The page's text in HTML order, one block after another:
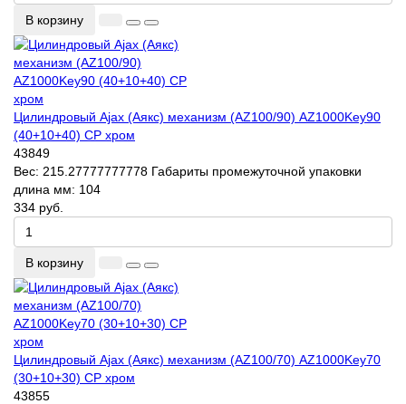
В корзину
Цилиндровый Ajax (Аякс) механизм (AZ100/90) AZ1000Key90
(40+10+40) CP хром
43849
Вес: 215.27777777778 Габариты промежуточной упаковки
длина мм: 104
334 руб.
В корзину
Цилиндровый Ajax (Аякс) механизм (AZ100/70) AZ1000Key70
(30+10+30) CP хром
43855